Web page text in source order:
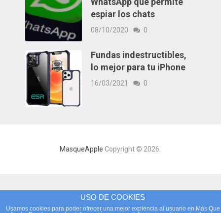
espiar los chats
08/10/2020 0
Fundas indestructibles,
lo mejor para tu iPhone
16/03/2021 0
MasqueApple Copyright © 2026.
USO DE COOKIES
Usamos cookies para poder ofrecer una mejor expiencia al usuario en Más Que